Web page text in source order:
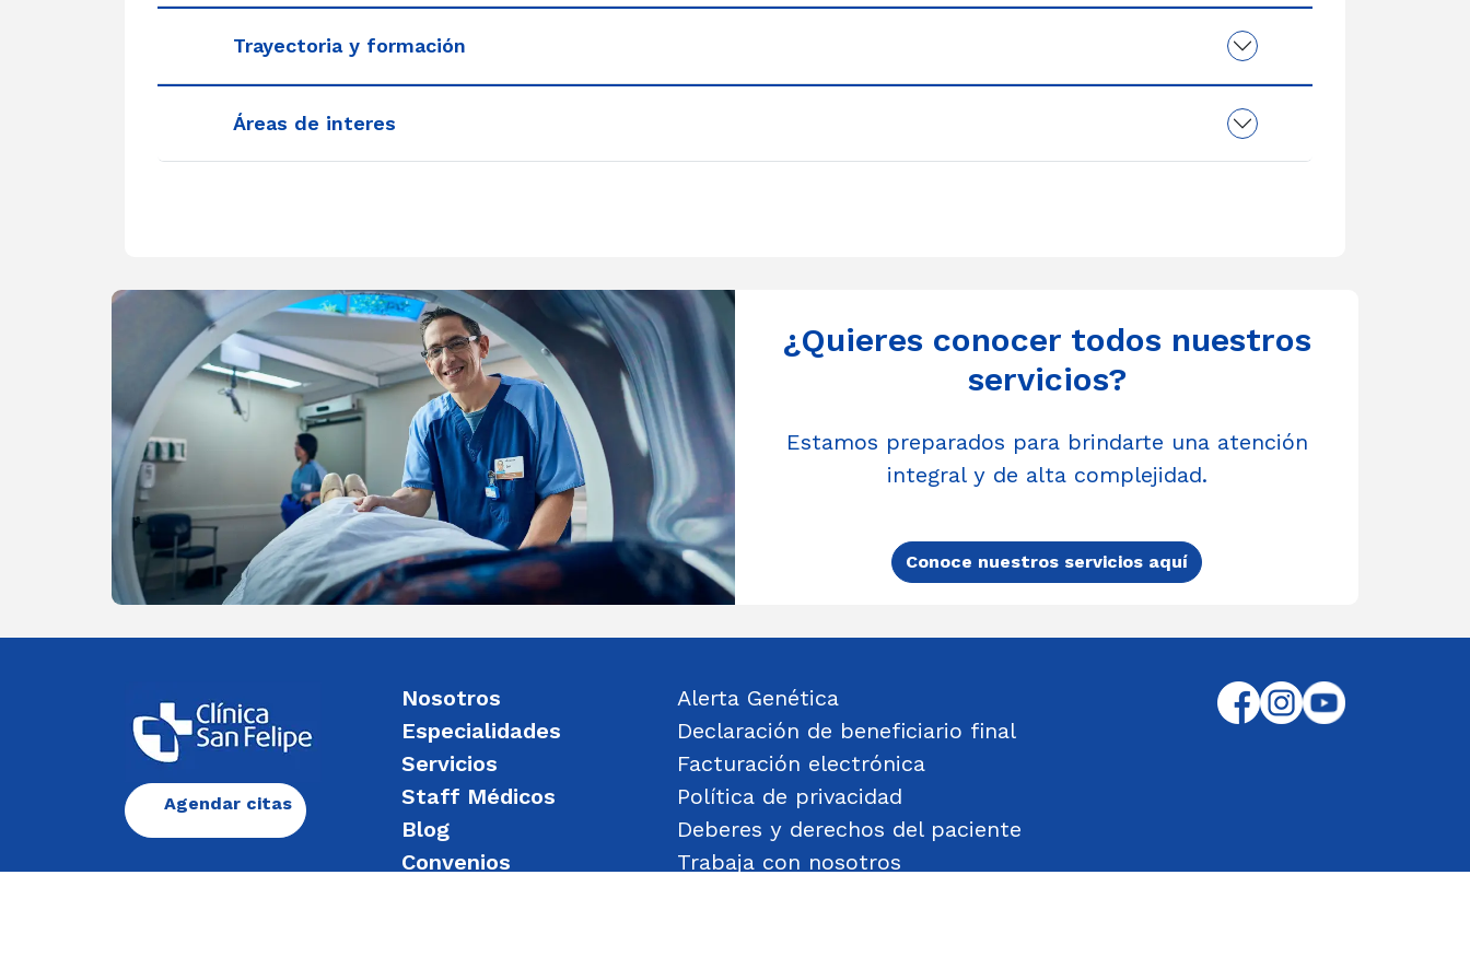
Trayectoria y formación
Áreas de interes
¿Quieres conocer todos nuestros
servicios?
Estamos preparados para brindarte una atención
integral y de alta complejidad.
Conoce nuestros servicios aquí
Agendar citas
Nosotros
Especialidades
Servicios
Staff Médicos
Blog
Convenios
Alerta Genética
Declaración de beneficiario final
Facturación electrónica
Política de privacidad
Deberes y derechos del paciente
Trabaja con nosotros